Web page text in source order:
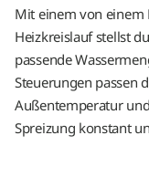
Mit einem von einem
Heizkreislauf stellst
passende
Steuerungen passen
Außentemperatur
Spreizung konstant